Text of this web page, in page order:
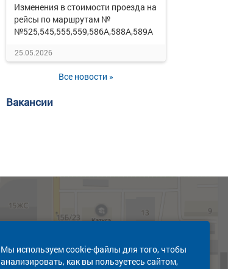
Изменения в стоимости проезда на
рейсы по маршрутам №
№525,545,555,559,586А,588А,589А
25.05.2026
Все новости »
Вакансии
Мы используем cookie-файлы для того, чтобы
анализировать, как вы пользуетесь сайтом,